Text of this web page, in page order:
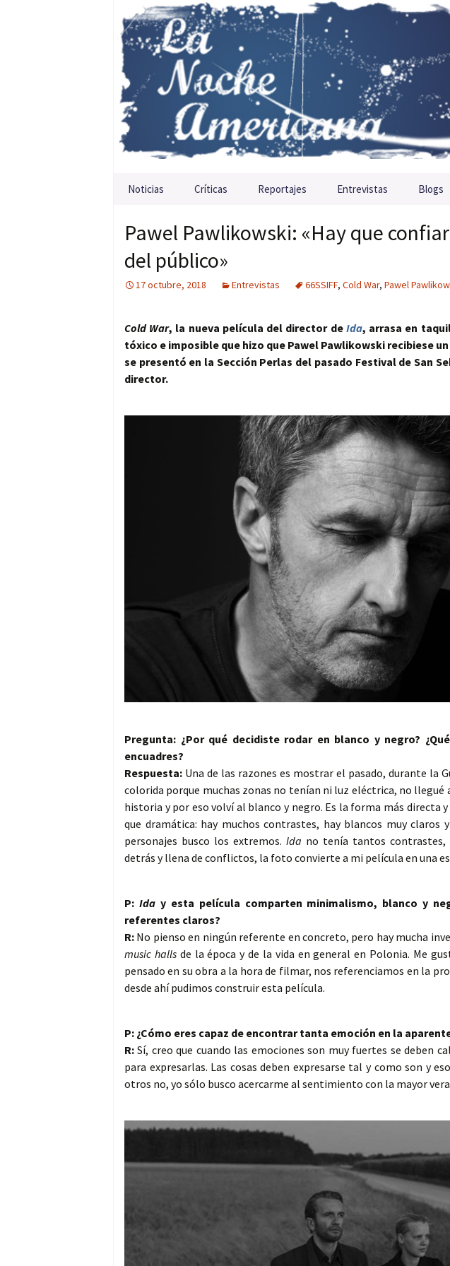
Saltar al contenido
Noticias Críticas Reportajes Entrevistas Blogs
Pawel Pawlikowski: «Hay que
del público»
17 octubre, 2018 Entrevistas 66SSIFF, Cold War, Pawel
Cold War, la nueva película del director de Ida, arrasa en
tóxico e imposible que hizo que Pawel Pawlikowski recibiese
se presentó en la Sección Perlas del pasado Festival de San
director.
Pregunta: ¿Por qué decidiste rodar en blanco y negro?
encuadres?
Respuesta: Una de las razones es mostrar el pasado, durante la
colorida porque muchas zonas no tenían ni luz eléctrica, no
historia y por eso volví al blanco y negro. Es la forma más directa
que dramática: hay muchos contrastes, hay blancos muy claros
personajes busco los extremos. Ida no tenía tantos contrastes,
detrás y llena de conflictos, la foto convierte a mi película en una
P: Ida y esta película comparten minimalismo, blanco y
referentes claros?
R: No pienso en ningún referente en concreto, pero hay mucha
music hallsde la época y de la vida en general en Polonia. Me
pensado en su obra a la hora de filmar, nos referenciamos en la
desde ahí pudimos construir esta película.
P: ¿Cómo eres capaz de encontrar tanta emoción en la
R:Sí, creo que cuando las emociones son muy fuertes se deben
para expresarlas. Las cosas deben expresarse tal y como son y
otros no, yo sólo busco acercarme al sentimiento con la mayor